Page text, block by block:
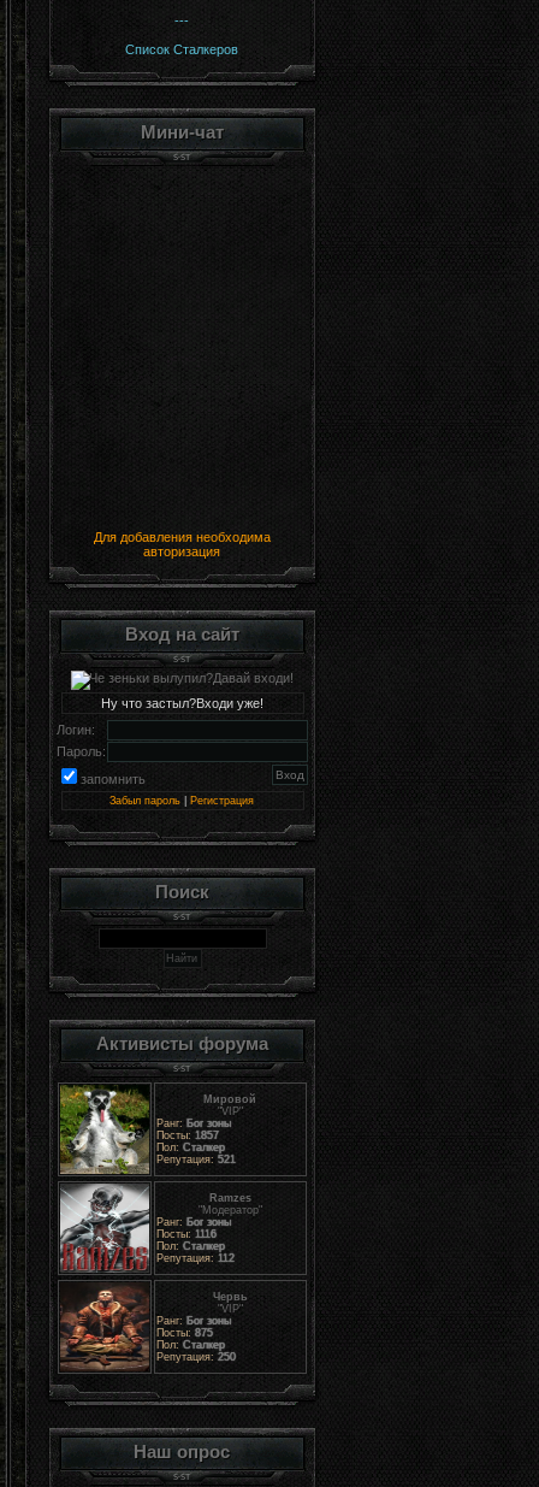
---
Список Сталкеров
Мини-чат
Для добавления необходима
авторизация
Вход на сайт
Ну что застыл?Входи уже!
Логин:
Пароль:
запомнить
Забыл пароль Регистрация
Поиск
Активисты форума
Мировой
"VIP"
Ранг: Бог зоны
Посты: 1857
Пол: Сталкер
Репутация: 521
Ramzes
"Модератор"
Ранг: Бог зоны
Посты: 1116
Пол: Сталкер
Репутация: 112
Червь
"VIP"
Ранг: Бог зоны
Посты: 875
Пол: Сталкер
Репутация: 250
Наш опрос